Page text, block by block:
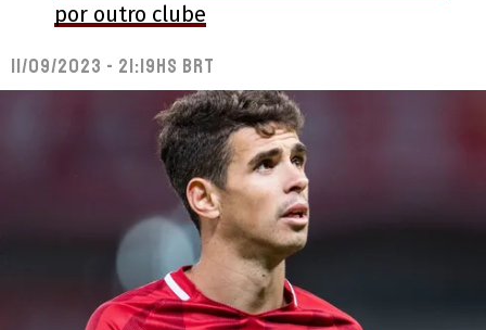
por outro clube
11/09/2023 - 21:19hs BRT